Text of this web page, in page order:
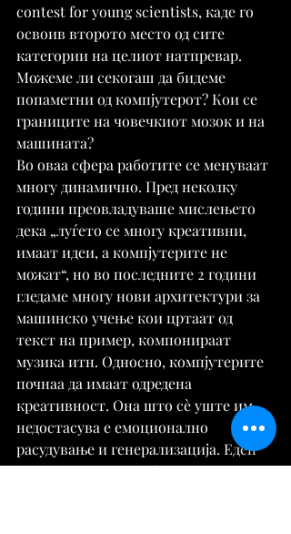
contest for young scientists, каде го
освоив второто место од сите
категории на целиот натпревар.
Можеме ли секогаш да бидеме
попаметни од компјутерот? Кои се
границите на човечкиот мозок и на
машината?
Во оваа сфера работите се менуваат
многу динамично. Пред неколку
години преовладуваше мислењето
дека „луѓето се многу креативни,
имаат идеи, а компјутерите не
можат“, но во последните 2 години
гледаме многу нови архитектури за
машинско учење кои цртаат од
текст на пример, компонираат
музика итн. Односно, компјутерите
почнаа да имаат одредена
креативност. Она што сè уште им
недостасува е емоционално
расудување и генерализација. Еден
алгоритам може добро да црта, но